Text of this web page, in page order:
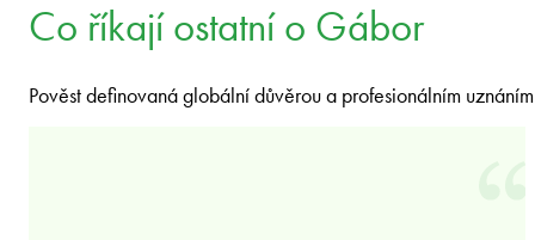
Co říkají ostatní o Gábor
Pověst definovaná globální důvěrou a profesionálním